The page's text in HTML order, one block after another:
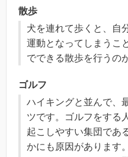
散歩
犬を連れて歩くと、自
運動となってしまうこ
でできる散歩を行うの
ゴルフ
ハイキングと並んで、
ツです。ゴルフをする
起こしやすい集団であ
かにも原因があります